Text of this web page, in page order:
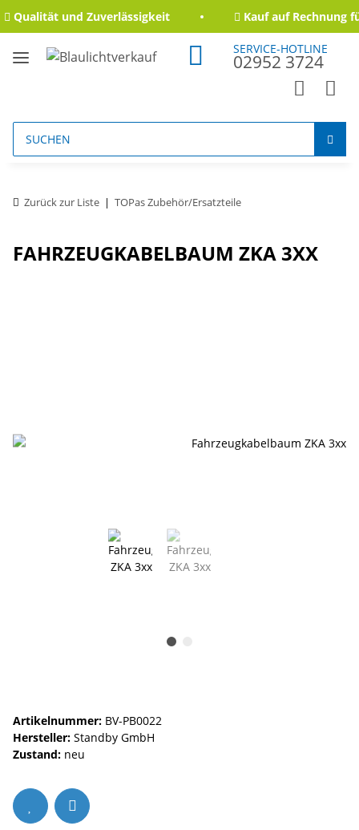
Qualität und Zuverlässigkeit Kauf auf Rechnung
SERVICE-HOTLINE
02952 3724
Zurück zur Liste TOPas Zubehör/Ersatzteile
FAHRZEUGKABELBAUM ZKA 3XX
Artikelnummer: BV-PB0022
Hersteller: Standby GmbH
Zustand: neu